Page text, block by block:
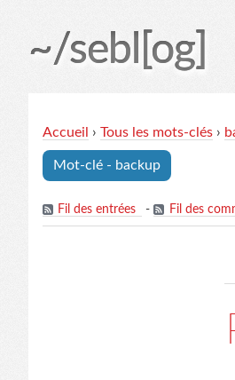
~/sebl[og]
Accueil
› Tous les mots-clés›
Mot-clé - backup
Fil des entrées - Fil des